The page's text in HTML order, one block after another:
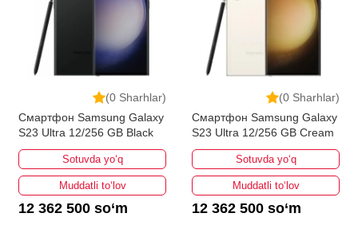
(0 Sharhlar)
Смартфон Samsung Galaxy
S23 Ultra 12/256 GB Black
Sotuvda yo‘q
Muddatli to‘lov
12 362 500 so‘m
(0 Sharhlar)
Смартфон Samsung Galaxy
S23 Ultra 12/256 GB Cream
Sotuvda yo‘q
Muddatli to‘lov
12 362 500 so‘m